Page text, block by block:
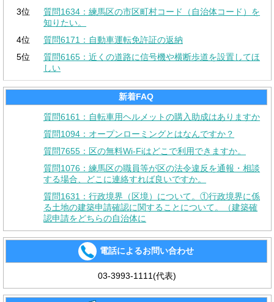
3位
質問1634：練馬区の市区町村コード（自治体コード）を
知りたい。
4位
質問6171：自動車運転免許証の返納
5位
質問6165：近くの道路に信号機や横断歩道を設置してほ
しい
新着FAQ
質問6161：自転車用ヘルメットの購入助成はありますか
質問1094：オープンローミングとはなんですか？
質問7655：区の無料Wi-Fiはどこで利用できますか。
質問1076：練馬区の職員等が区の法令違反を通報・相談
する場合、どこに連絡すれば良いですか。
質問1631：行政境界（区境）について。①行政境界に係
る土地の建築申請確認に関することについて。（建築確
認申請をどちらの自治体に
電話によるお問い合わせ
03-3993-1111(代表)